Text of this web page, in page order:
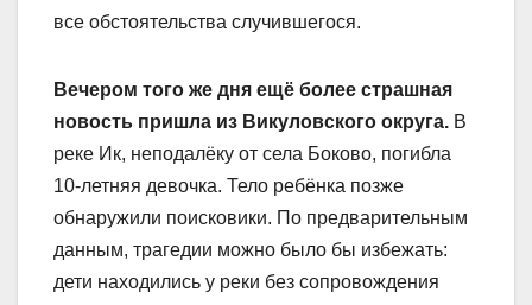
все обстоятельства случившегося.
Вечером того же дня ещё более страшная
новость пришла из Викуловского округа. В
реке Ик, неподалёку от села Боково, погибла
10-летняя девочка. Тело ребёнка позже
обнаружили поисковики. По предварительным
данным, трагедии можно было бы избежать:
дети находились у реки без сопровождения